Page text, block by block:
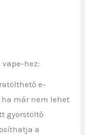
vape-hez:
e-
már nem lehet
gyorstöltő
a